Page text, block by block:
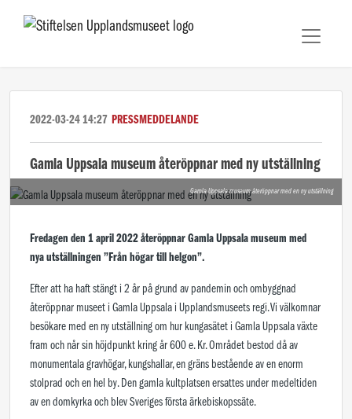
2022-03-24 14:27 PRESSMEDDELANDE
Gamla Uppsala museum återöppnar med ny utställning
Gamla Uppsala museum återöppnar med en ny utställning
Fredagen den 1 april 2022 återöppnar Gamla Uppsala museum med
nya utställningen ”Från högar till helgon”.
Efter att ha haft stängt i 2 år på grund av pandemin och ombyggnad
återöppnar museet i Gamla Uppsala i Upplandsmuseets regi. Vi välkomnar
besökare med en ny utställning om hur kungasätet i Gamla Uppsala växte
fram och når sin höjdpunkt kring år 600 e. Kr. Området bestod då av
monumentala gravhögar, kungshallar, en gräns bestående av en enorm
stolprad och en hel by. Den gamla kultplatsen ersattes under medeltiden
av en domkyrka och blev Sveriges första ärkebiskopssäte.